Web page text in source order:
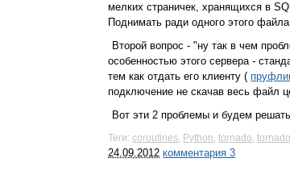
мелких страничек, хранящихся в
Поднимать ради одного этого
Второй вопрос - "ну так в чем
особенностью этого сервера -
тем как отдать его клиенту (
подключение не скачав весь файл
Вот эти 2 проблемы и будем
Теги:coroutines, Python,tornado,
24.09.2012 комментария 3